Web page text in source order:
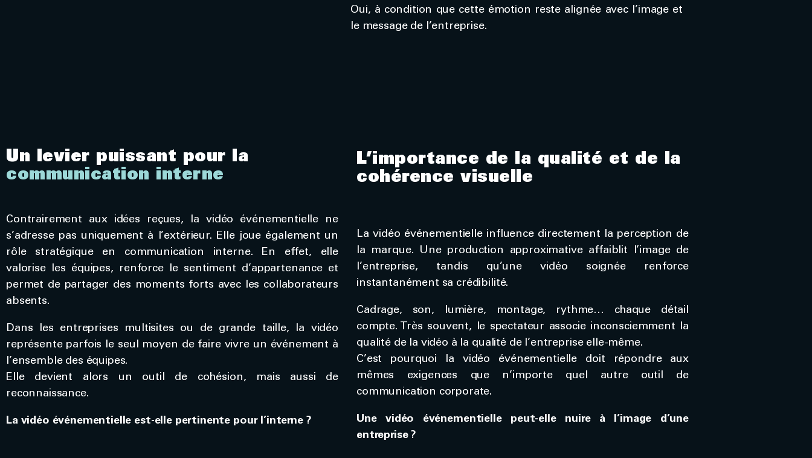
Oui, à condition que cette émotion reste alignée avec l’image et
le message de l’entreprise.
Un levier puissant pour la
communication interne
Contrairement aux idées reçues, la vidéo événementielle ne
s’adresse pas uniquement à l’extérieur. Elle joue également un
rôle stratégique en communication interne. En effet, elle
valorise les équipes, renforce le sentiment d’appartenance et
permet de partager des moments forts avec les collaborateurs
absents.
Dans les entreprises multisites ou de grande taille, la vidéo
représente parfois le seul moyen de faire vivre un événement à
l’ensemble des équipes.
Elle devient alors un outil de cohésion, mais aussi de
reconnaissance.
La vidéo événementielle est-elle pertinente pour l’interne ?
L’importance de la qualité et de la
cohérence visuelle
La vidéo événementielle influence directement la perception de
la marque. Une production approximative affaiblit l’image de
l’entreprise, tandis qu’une vidéo soignée renforce
instantanément sa crédibilité.
Cadrage, son, lumière, montage, rythme… chaque détail
compte. Très souvent, le spectateur associe inconsciemment la
qualité de la vidéo à la qualité de l’entreprise elle-même.
C’est pourquoi la vidéo événementielle doit répondre aux
mêmes exigences que n’importe quel autre outil de
communication corporate.
Une vidéo événementielle peut-elle nuire à l’image d’une
entreprise ?